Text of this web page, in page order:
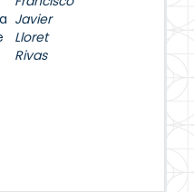
Javier
Lloret
Rivas